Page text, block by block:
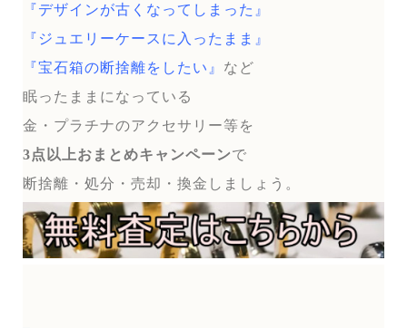
『デザインが古くなってしまった』
『ジュエリーケースに入ったまま』
『宝石箱の断捨離をしたい』 など
眠ったままになっている
金・プラチナのアクセサリー等を
3点以上おまとめキャンペーンで
断捨離・処分・売却・換金しましょう。